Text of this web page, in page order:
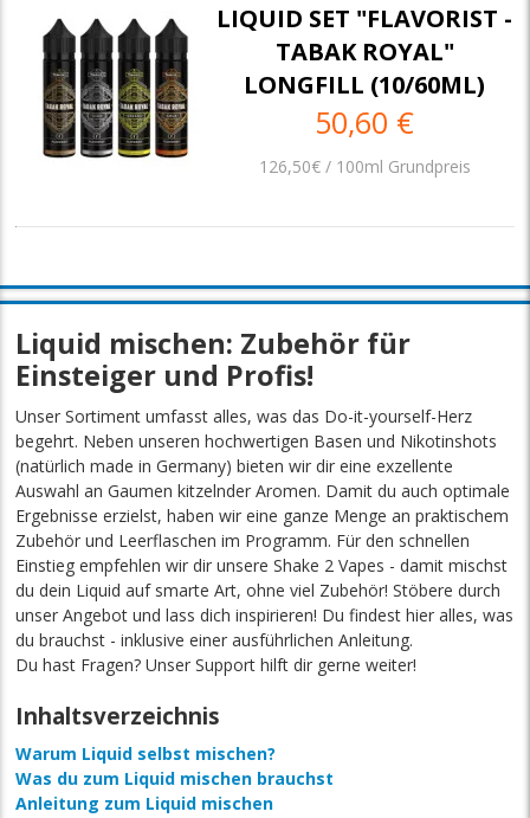
LIQUID SET "FLAVORIST -
TABAK ROYAL"
LONGFILL (10/60ML)
50,60 €
126,50€ / 100ml Grundpreis
Liquid mischen: Zubehör für
Einsteiger und Profis!
Unser Sortiment umfasst alles, was das Do-it-yourself-Herz
begehrt. Neben unseren hochwertigen Basen und Nikotinshots
(natürlich made in Germany) bieten wir dir eine exzellente
Auswahl an Gaumen kitzelnder Aromen. Damit du auch optimale
Ergebnisse erzielst, haben wir eine ganze Menge an praktischem
Zubehör und Leerflaschen im Programm. Für den schnellen
Einstieg empfehlen wir dir unsere Shake 2 Vapes - damit mischst
du dein Liquid auf smarte Art, ohne viel Zubehör! Stöbere durch
unser Angebot und lass dich inspirieren! Du findest hier alles, was
du brauchst - inklusive einer ausführlichen Anleitung.
Du hast Fragen? Unser Support hilft dir gerne weiter!
Inhaltsverzeichnis
Warum Liquid selbst mischen?
Was du zum Liquid mischen brauchst
Anleitung zum Liquid mischen